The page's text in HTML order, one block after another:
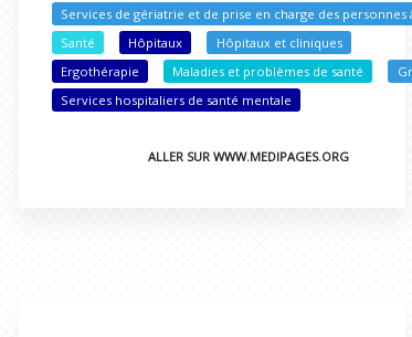
Services de gériatrie et de prise en charge des personnes
Santé
Hôpitaux
Hôpitaux et cliniques
Ergothérapie
Maladies et problèmes de santé
Services hospitaliers de santé mentale
ALLER SUR WWW.MEDIPAGES.ORG